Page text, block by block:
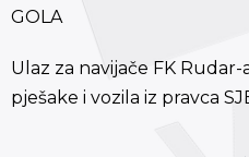
GOLA
Ulaz za navijače FK
pješake i vozila iz pravca